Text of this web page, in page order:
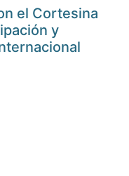
el Cortesina
y